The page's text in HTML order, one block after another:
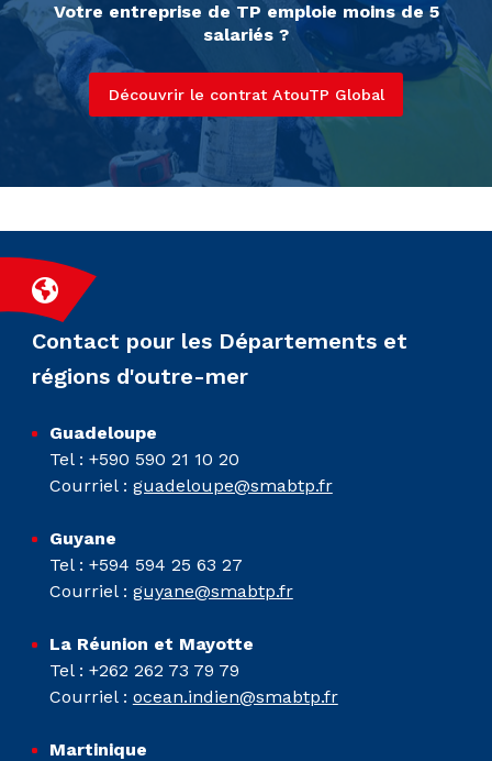
Votre entreprise de TP emploie moins de 5
salariés ?
Découvrir le contrat AtouTP Global
Contact pour les Départements et
régions d'outre-mer
Guadeloupe
Tel : +590 590 21 10 20
Courriel : guadeloupe@smabtp.fr
Guyane
Tel : +594 594 25 63 27
Courriel : guyane@smabtp.fr
La Réunion et Mayotte
Tel : +262 262 73 79 79
Courriel : ocean.indien@smabtp.fr
Martinique